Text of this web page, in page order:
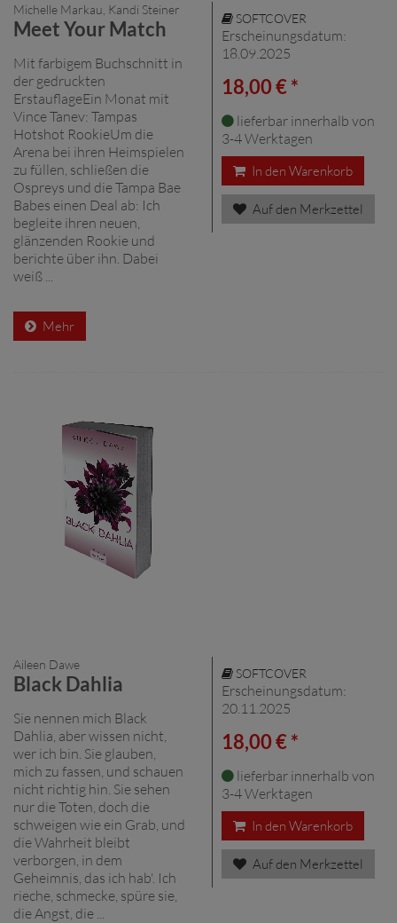
Michelle Markau, Kandi Steiner
Meet Your Match
Mit farbigem Buchschnitt in
der gedruckten
ErstauflageEin Monat mit
Vince Tanev: Tampas
Hotshot RookieUm die
Arena bei ihren Heimspielen
zu füllen, schließen die
Ospreys und die Tampa Bae
Babes einen Deal ab: Ich
begleite ihren neuen,
glänzenden Rookie und
berichte über ihn. Dabei
weiß ...
Mehr
SOFTCOVER
Erscheinungsdatum:
18.09.2025
18,00 € *
lieferbar innerhalb von
3-4 Werktagen
In den Warenkorb
Auf den Merkzettel
Aileen Dawe
Black Dahlia
Sie nennen mich Black
Dahlia, aber wissen nicht,
wer ich bin. Sie glauben,
mich zu fassen, und schauen
nicht richtig hin. Sie sehen
nur die Toten, doch die
schweigen wie ein Grab, und
die Wahrheit bleibt
verborgen, in dem
Geheimnis, das ich hab'. Ich
rieche, schmecke, spüre sie,
die Angst, die ...
SOFTCOVER
Erscheinungsdatum:
20.11.2025
18,00 € *
lieferbar innerhalb von
3-4 Werktagen
In den Warenkorb
Auf den Merkzettel